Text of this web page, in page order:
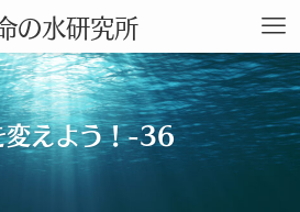
の水研究所
変えよう！-36